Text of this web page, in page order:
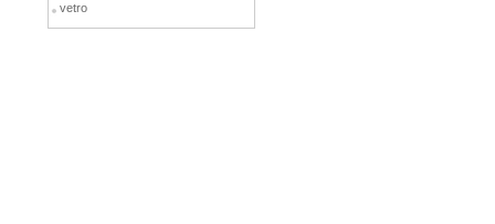
vetro